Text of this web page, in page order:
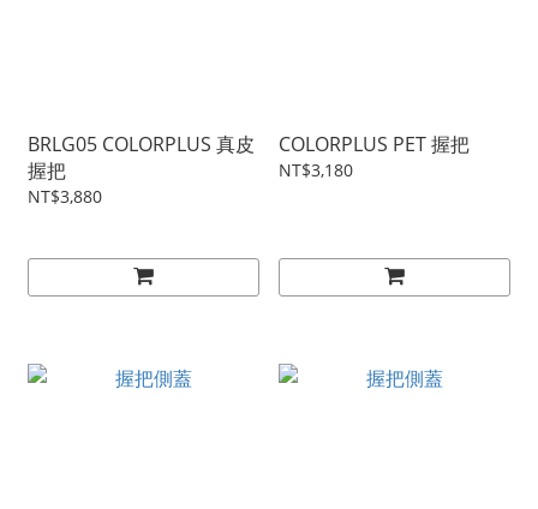
BRLG05 COLORPLUS 真皮
握把
NT$3,880
COLORPLUS PET 握把
NT$3,180